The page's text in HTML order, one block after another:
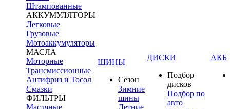
Штампованные
АККУМУЛЯТОРЫ
Легковые
Грузовые
Мотоаккумуляторы
МАСЛА
Моторные
Трансмиссионные
Антифриз и Тосол
Смазки
ФИЛЬТРЫ
Масляные
ШИНЫ
Сезон
Зимние
шины
Летние
ДИСКИ
Подбор
дисков
Подбор по
авто
АКБ